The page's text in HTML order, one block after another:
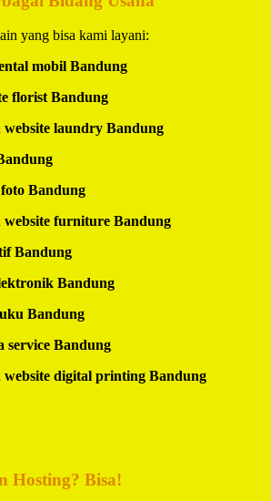
yang bisa kami layani:
mobil Bandung
florist Bandung
website laundry Bandung
Bandung
website furniture Bandung
Bandung
Bandung
Bandung
service Bandung
website digital printing Bandung
Hosting? Bisa!